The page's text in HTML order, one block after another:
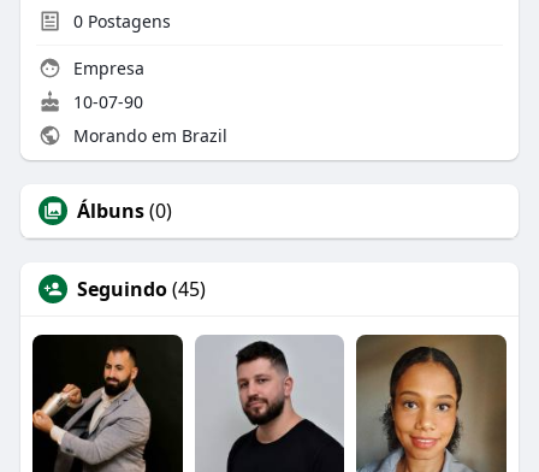
0Postagens
Empresa
10-07-90
Morando em Brazil
Álbuns(0)
Seguindo(45)